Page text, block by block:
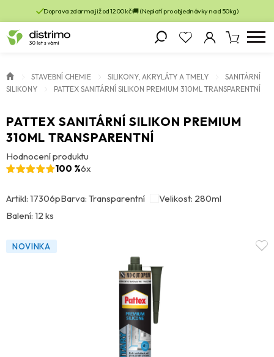
Doprava zdarma již od 1200 kč 🚚 (Neplatí pro objednávky nad 50kg)
STAVEBNÍ CHEMIE SILIKONY, AKRYLÁTY A TMELY
SANITÁRNÍ
SILIKONY
PATTEX SANITÁRNÍ SILIKON PREMIUM 310ML TRANSPARENTNÍ
PATTEX SANITÁRNÍ SILIKON PREMIUM
310ML TRANSPARENTNÍ
Hodnocení produktu
100 %6x
Artikl: 17306pBarva: Transparentní
Velikost: 280ml
Balení: 12 ks
NOVINKA